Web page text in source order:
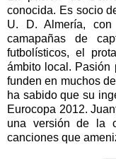
conocida. Es socio
U. D. Almería,
camapañas de
futbolísticos, el
ámbito local. Pasión
funden en muchos
ha sabido que su
Eurocopa 2012.
una versión de la
canciones que